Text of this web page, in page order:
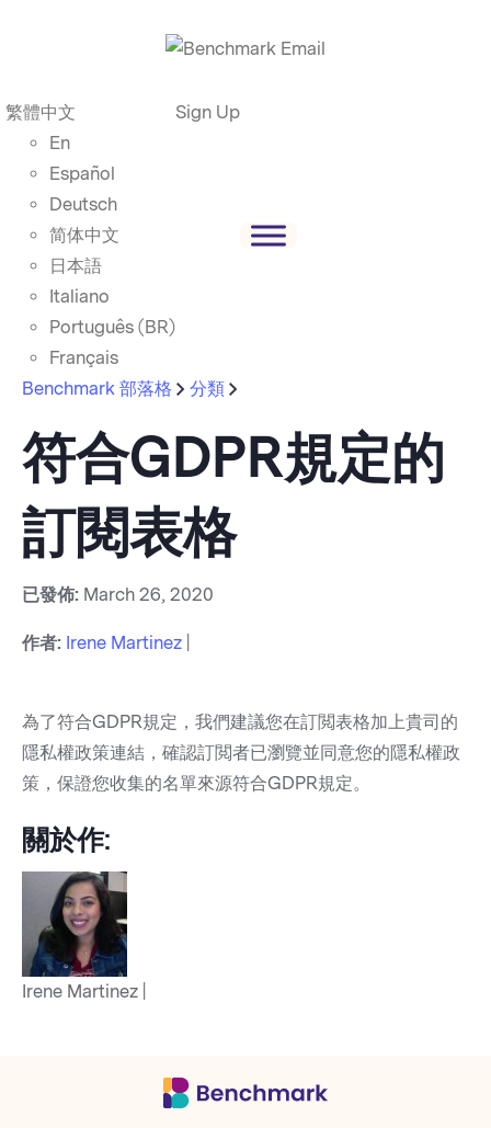
繁體中文
En
Español
Deutsch
简体中文
日本語
Italiano
Português (BR)
Français
Sign Up
Benchmark 部落格 分類
符合GDPR規定的
訂閱表格
已發佈: March 26, 2020
作者: Irene Martinez
為了符合GDPR規定，我們建議您在訂閲表格加上貴司的
隱私權政策連結，確認訂閲者已瀏覽並同意您的隱私權政
策，保證您收集的名單來源符合GDPR規定。
關於作:
Irene Martinez |